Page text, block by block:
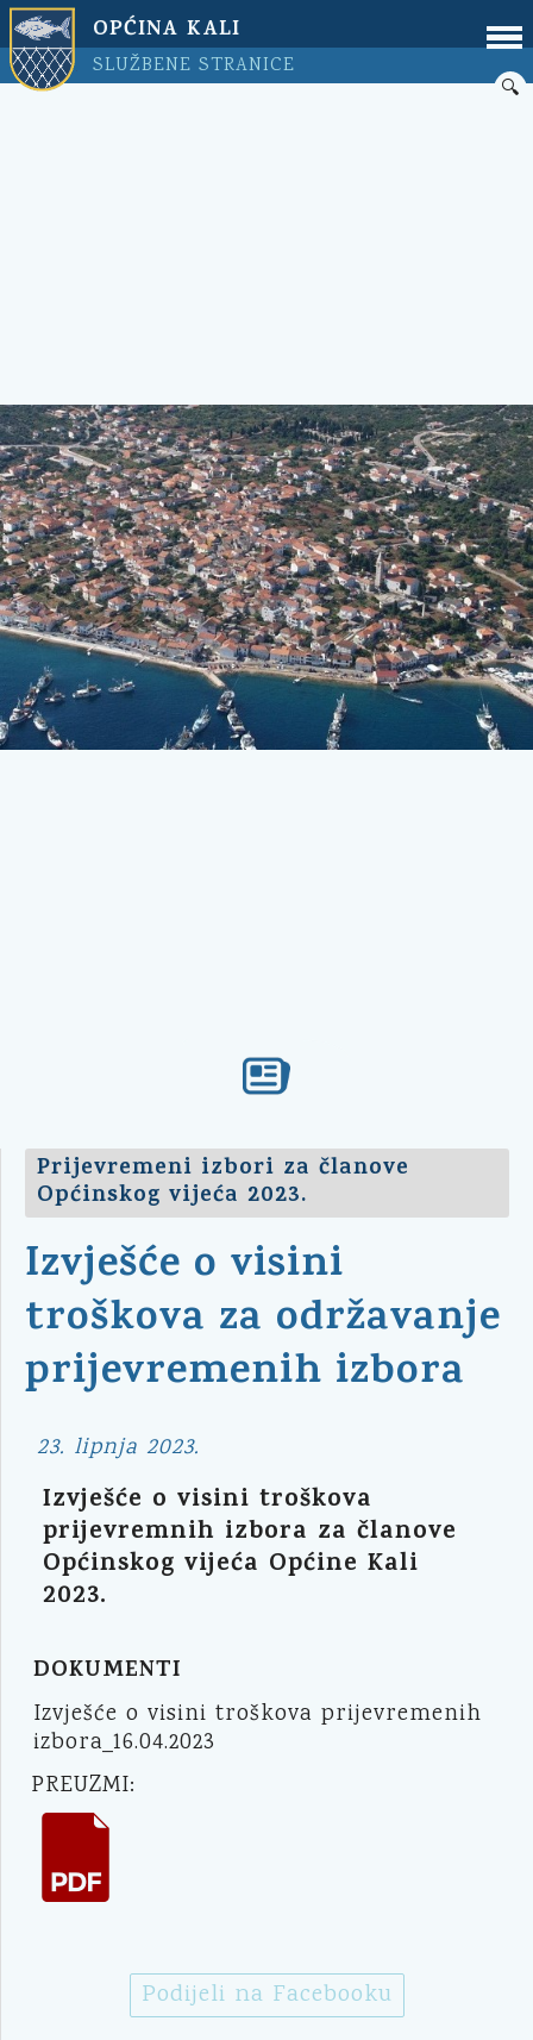
OPĆINA KALI
SLUŽBENE STRANICE
🔍
Prijevremeni izbori za članove
Općinskog vijeća 2023.
Izvješće o visini
troškova za održavanje
prijevremenih izbora
23. lipnja 2023.
Izvješće o visini troškova
prijevremnih izbora za članove
Općinskog vijeća Općine Kali
2023.
DOKUMENTI
Izvješće o visini troškova prijevremenih
izbora_16.04.2023
PREUZMI:
Podijeli na Facebooku